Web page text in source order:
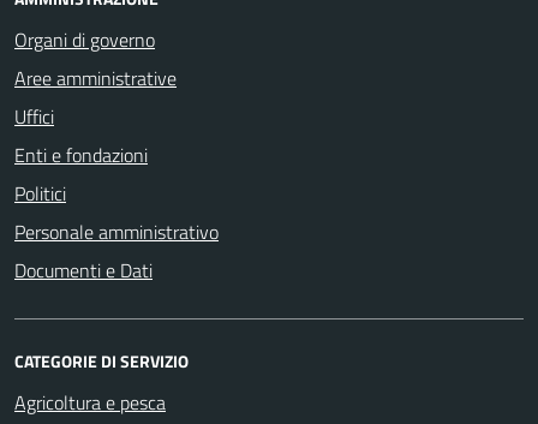
Organi di governo
Aree amministrative
Uffici
Enti e fondazioni
Politici
Personale amministrativo
Documenti e Dati
CATEGORIE DI SERVIZIO
Agricoltura e pesca